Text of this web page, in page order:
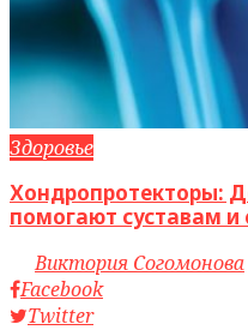
Здоровье
Хондропротекторы:
помогают суставам и
byВиктория Согомонова
Facebook
Twitter